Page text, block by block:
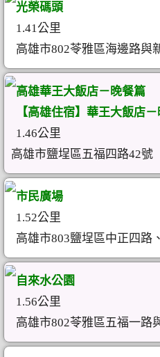
光榮碼頭
1.41公里
高雄市802苓雅區海邊路與
高雄華王大飯店－晚餐篇
【高雄住宿】華王大飯店
1.46公里
高雄市鹽埕區五福四路42號
市民廣場
1.52公里
高雄市803鹽埕區中正四路
自來水公園
1.56公里
高雄市802苓雅區五福一路